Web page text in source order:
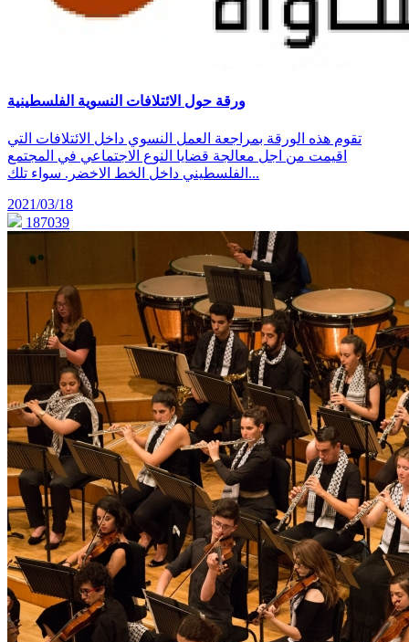
ورقة حول الائتلافات النسوية الفلسطينية
تقوم هذه الورقة بمراجعة العمل النسوي داخل الائتلافات التي
اقيمت من اجل معالجة قضايا النوع الاجتماعي في المجتمع
الفلسطيني داخل الخط الاخضر. سواء تلك...
2021/03/18
187039